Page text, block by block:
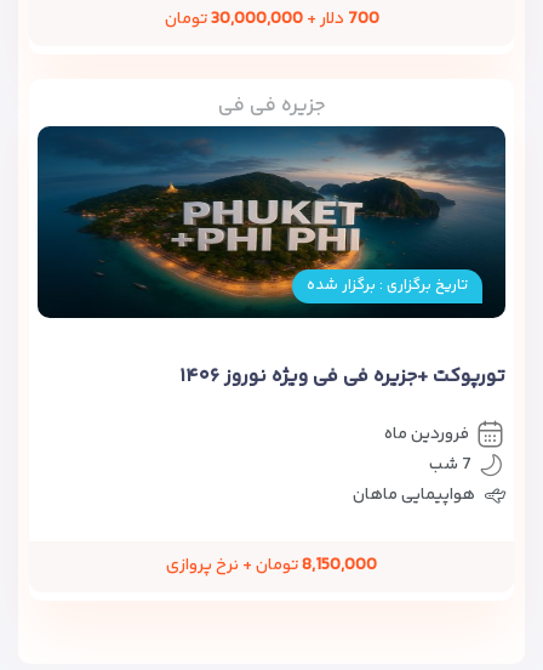
700 دلار +30,000,000تومان
جزیره فی فی
تاریخ برگزاری : برگزار شده
تورپوکت +جزیره فی فی ویژه نوروز ۱۴۰۶
فروردین ماه
7 شب
هواپیمایی ماهان
8,150,000تومان + نرخ پروازی